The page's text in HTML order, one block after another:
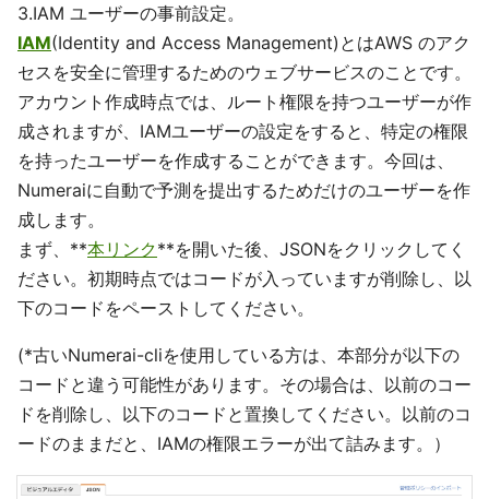
3.IAM ユーザーの事前設定。
IAM(Identity and Access Management)とはAWS のアク
セスを安全に管理するためのウェブサービスのことです。
アカウント作成時点では、ルート権限を持つユーザーが作
成されますが、IAMユーザーの設定をすると、特定の権限
を持ったユーザーを作成することができます。今回は、
Numeraiに自動で予測を提出するためだけのユーザーを作
成します。
まず、**本リンク**を開いた後、JSONをクリックしてく
ださい。初期時点ではコードが入っていますが削除し、以
下のコードをペーストしてください。
(*古いNumerai-cliを使用している方は、本部分が以下の
コードと違う可能性があります。その場合は、以前のコー
ドを削除し、以下のコードと置換してください。以前のコ
ードのままだと、IAMの権限エラーが出て詰みます。）